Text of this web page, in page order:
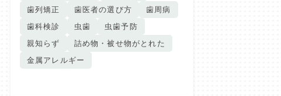
歯列矯正
歯医者の選び方
歯周病
歯科検診
虫歯
虫歯予防
親知らず
詰め物・被せ物がとれた
金属アレルギー